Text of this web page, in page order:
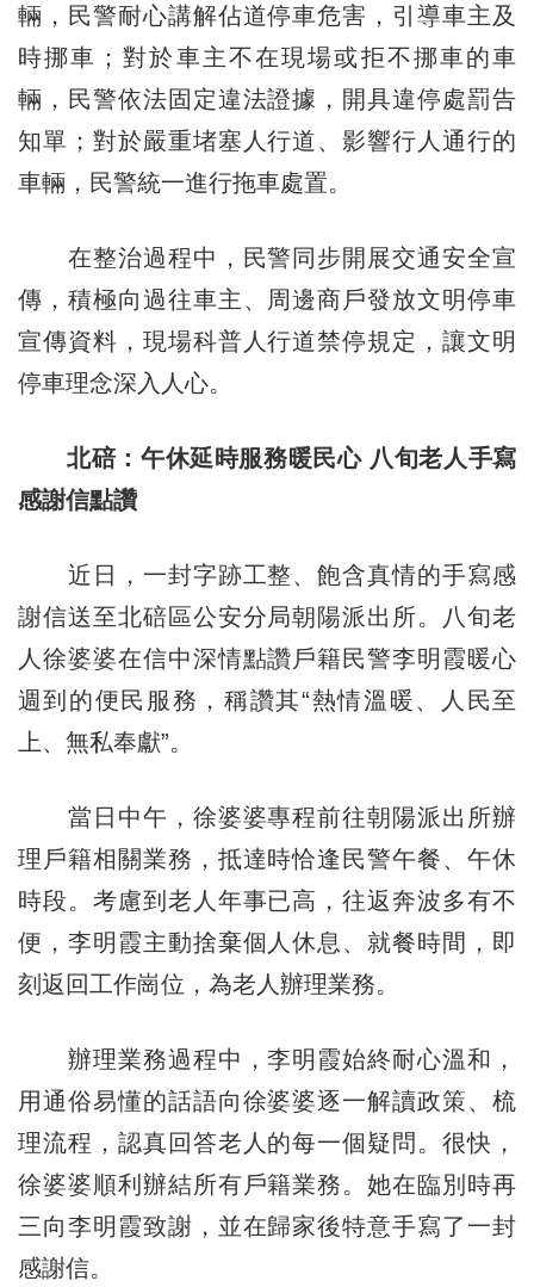
輛，民警耐心講解佔道停車危害，引導車主及
時挪車；對於車主不在現場或拒不挪車的車
輛，民警依法固定違法證據，開具違停處罰告
知單；對於嚴重堵塞人行道、影響行人通行的
車輛，民警統一進行拖車處置。
在整治過程中，民警同步開展交通安全宣
傳，積極向過往車主、周邊商戶發放文明停車
宣傳資料，現場科普人行道禁停規定，讓文明
停車理念深入人心。
北碚：午休延時服務暖民心 八旬老人手寫
感謝信點讚
近日，一封字跡工整、飽含真情的手寫感
謝信送至北碚區公安分局朝陽派出所。八旬老
人徐婆婆在信中深情點讚戶籍民警李明霞暖心
週到的便民服務，稱讚其“熱情溫暖、人民至
上、無私奉獻”。
當日中午，徐婆婆專程前往朝陽派出所辦
理戶籍相關業務，抵達時恰逢民警午餐、午休
時段。考慮到老人年事已高，往返奔波多有不
便，李明霞主動捨棄個人休息、就餐時間，即
刻返回工作崗位，為老人辦理業務。
辦理業務過程中，李明霞始終耐心溫和，
用通俗易懂的話語向徐婆婆逐一解讀政策、梳
理流程，認真回答老人的每一個疑問。很快，
徐婆婆順利辦結所有戶籍業務。她在臨別時再
三向李明霞致謝，並在歸家後特意手寫了一封
感謝信。